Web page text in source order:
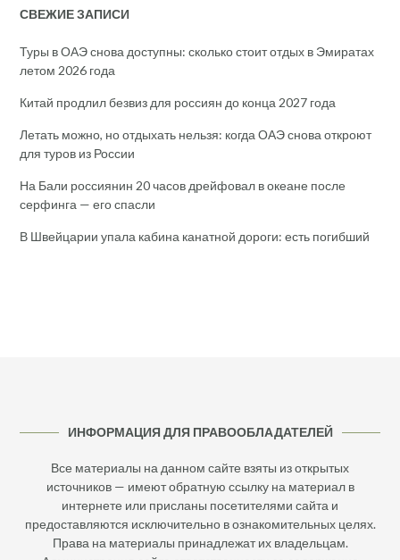
СВЕЖИЕ ЗАПИСИ
Туры в ОАЭ снова доступны: сколько стоит отдых в Эмиратах
летом 2026 года
Китай продлил безвиз для россиян до конца 2027 года
Летать можно, но отдыхать нельзя: когда ОАЭ снова откроют
для туров из России
На Бали россиянин 20 часов дрейфовал в океане после
серфинга — его спасли
В Швейцарии упала кабина канатной дороги: есть погибший
ИНФОРМАЦИЯ ДЛЯ ПРАВООБЛАДАТЕЛЕЙ
Все материалы на данном сайте взяты из открытых
источников — имеют обратную ссылку на материал в
интернете или присланы посетителями сайта и
предоставляются исключительно в ознакомительных целях.
Права на материалы принадлежат их владельцам.